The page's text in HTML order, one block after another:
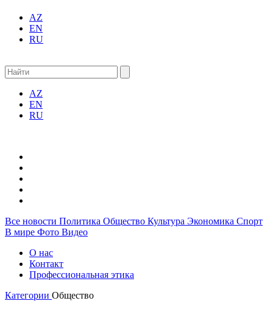
AZ
EN
RU
AZ
EN
RU
Все новости Политика Общество Культура Экономика Спорт
В мире Фото Видео
О нас
Контакт
Профессиональная этика
Категории Общество